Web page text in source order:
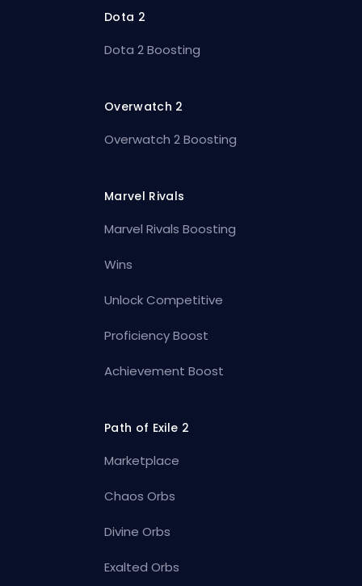
Dota 2
Dota 2 Boosting
Overwatch 2
Overwatch 2 Boosting
Marvel Rivals
Marvel Rivals Boosting
Wins
Unlock Competitive
Proficiency Boost
Achievement Boost
Path of Exile 2
Marketplace
Chaos Orbs
Divine Orbs
Exalted Orbs